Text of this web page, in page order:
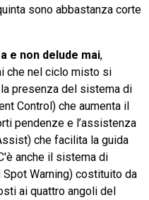
sono abbastanza corte
e non delude mai,
che nel ciclo misto si
presenza del sistema di
Control) che aumenta il
pendenze e l’assistenza
che facilita la guida
anche il sistema di
Warning) costituito da
ai quattro angoli del